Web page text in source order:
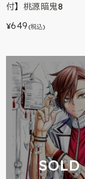
付】桃源暗鬼8
¥649 (税込)
SOLD